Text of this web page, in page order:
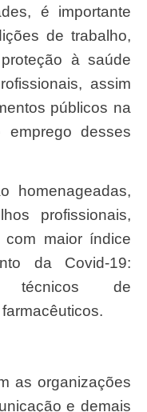
é importante
de trabalho,
à saúde
assim
públicos na
desses
profissionais,
maior índice
da Covid-19:
técnicos de
e demais